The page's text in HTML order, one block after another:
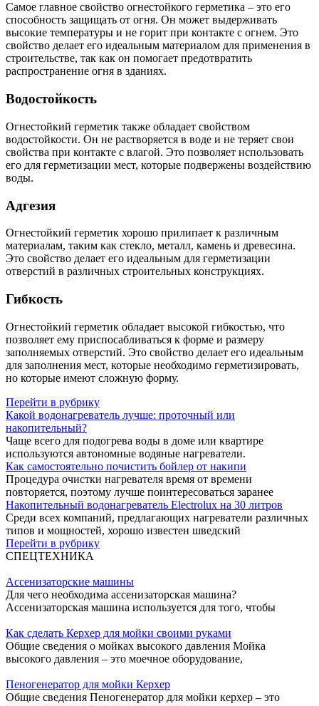
Самое главное свойство огнестойкого герметика – это его
способность защищать от огня. Он может выдерживать
высокие температуры и не горит при контакте с огнем. Это
свойство делает его идеальным материалом для применения в
строительстве, так как он помогает предотвратить
распространение огня в зданиях.
Водостойкость
Огнестойкий герметик также обладает свойством
водостойкости. Он не растворяется в воде и не теряет свои
свойства при контакте с влагой. Это позволяет использовать
его для герметизации мест, которые подвержены воздействию
воды.
Адгезия
Огнестойкий герметик хорошо прилипает к различным
материалам, таким как стекло, металл, камень и древесина.
Это свойство делает его идеальным для герметизации
отверстий в различных строительных конструкциях.
Гибкость
Огнестойкий герметик обладает высокой гибкостью, что
позволяет ему приспосабливаться к форме и размеру
заполняемых отверстий. Это свойство делает его идеальным
для заполнения мест, которые необходимо герметизировать,
но которые имеют сложную форму.
Перейти в рубрику
Какой водонагреватель лучше: проточный или
накопительный?
Чаще всего для подогрева воды в доме или квартире
используются автономные водяные нагреватели.
Как самостоятельно почистить бойлер от накипи
Процедура очистки нагревателя время от времени
повторяется, поэтому лучше поинтересоваться заранее
Накопительный водонагреватель Electrolux на 30 литров
Среди всех компаний, предлагающих нагреватели различных
типов и мощностей, хорошо известен шведский
Перейти в рубрику
СПЕЦТЕХНИКА
Ассенизаторские машины
Для чего необходима ассенизаторская машина?
Ассенизаторская машина используется для того, чтобы
Как сделать Керхер для мойки своими руками
Общие сведения о мойках высокого давления Мойка
высокого давления – это моечное оборудование,
Пеногенератор для мойки Керхер
Общие сведения Пеногенератор для мойки керхер – это